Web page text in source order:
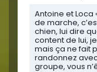
Antoine et Loca
de marche,
chien, lui dire
content de lui,
mais ça ne fait
randonnez
groupe, vous